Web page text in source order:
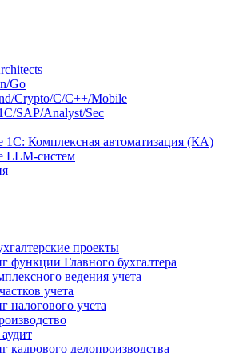
Go
Crypto/C/C++/Mobile
SAP/Analyst/Sec
1С: Комплексная автоматизация (КА)
LLM-систем
проекты
функции Главного бухгалтера
ведения учета
учета
налогового учета
кадрового делопроизводства